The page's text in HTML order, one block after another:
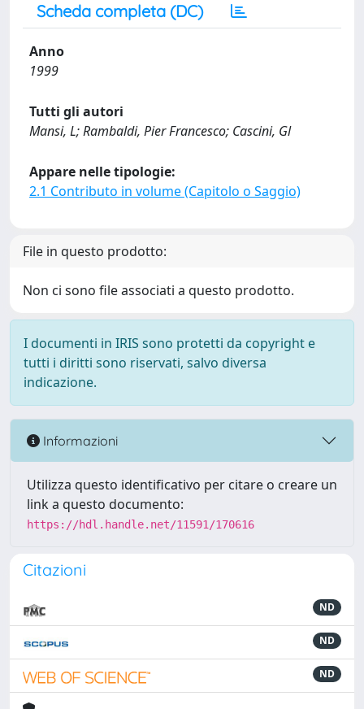
Scheda completa (DC)
Anno
1999
Tutti gli autori
Mansi, L; Rambaldi, Pier Francesco; Cascini, Gl
Appare nelle tipologie:
2.1 Contributo in volume (Capitolo o Saggio)
File in questo prodotto:
Non ci sono file associati a questo prodotto.
I documenti in IRIS sono protetti da copyright e
tutti i diritti sono riservati, salvo diversa
indicazione.
Informazioni
Utilizza questo identificativo per citare o creare un
link a questo documento:
https://hdl.handle.net/11591/170616
Citazioni
ND
ND
ND